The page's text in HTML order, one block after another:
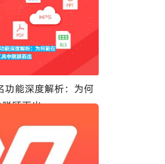
功能深度解析：为何
颖而出